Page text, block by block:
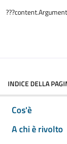
INDICE DELLA
Cos'è
A chi è rivolto